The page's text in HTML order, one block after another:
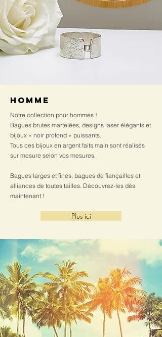
Homme
Notre collection pour hommes !
Bagues brutes martelées, designs laser élégants et
bijoux « noir profond » puissants.
Tous ces bijoux en argent faits main sont réalisés
sur mesure selon vos mesures.
Bagues larges et fines, bagues de fiançailles et
alliances de toutes tailles. Découvrez-les dès
maintenant !
Plus ici